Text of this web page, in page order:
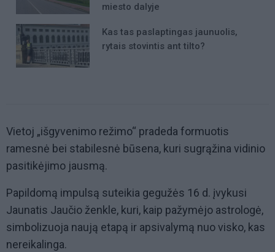
miesto dalyje
Kas tas paslaptingas jaunuolis,
rytais stovintis ant tilto?
Vietoj „išgyvenimo režimo“ pradeda formuotis
ramesnė bei stabilesnė būsena, kuri sugrąžina vidinio
pasitikėjimo jausmą.
Papildomą impulsą suteikia gegužės 16 d. įvykusi
Jaunatis Jaučio ženkle, kuri, kaip pažymėjo astrologė,
simbolizuoja naują etapą ir apsivalymą nuo visko, kas
nereikalinga.